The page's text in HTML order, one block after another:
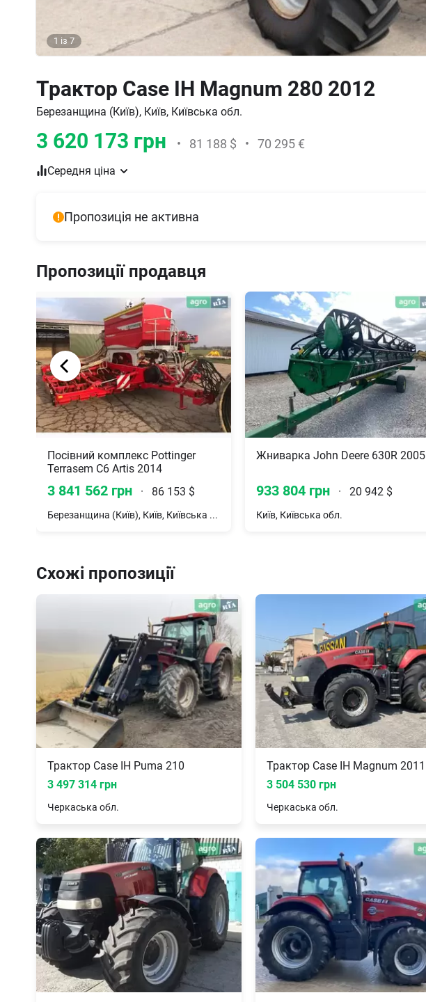
1 із 7
Трактор Case IH Magnum 280 2012
Березанщина (Київ), Київ, Київська обл.
3 620 173 грн • 81 188 $ • 70 295 €
Середня ціна
Пропозиція не активна
Пропозиції продавця
Посівний комплекс Pottinger
Terrasem C6 Artis 2014
3 841 562 грн · 86 153 $
Березанщина (Київ), Київ, Київська обл.
Жниварка John Deere 630R 2005
933 804 грн · 20 942 $
Київ, Київська обл.
Схожі пропозиції
Трактор Case IH Puma 210
3 497 314 грн
Черкаська обл.
Трактор Case IH Magnum 2011
3 504 530 грн
Черкаська обл.